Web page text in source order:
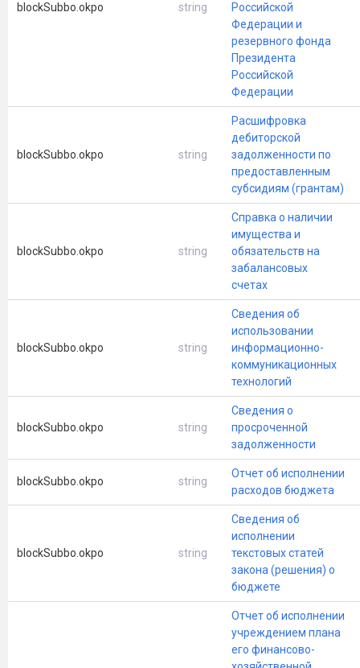
blockSubbo.okpo string
Российской
Федерации и
резервного фонда
Президента
Российской
Федерации
blockSubbo.okpo string
Расшифровка
дебиторской
задолженности по
предоставленным
субсидиям (грантам)
blockSubbo.okpo string
Справка о наличии
имущества и
обязательств на
забалансовых
счетах
blockSubbo.okpo string
Сведения об
использовании
информационно-
коммуникационных
технологий
blockSubbo.okpo string
Сведения о
просроченной
задолженности
blockSubbo.okpo string
Отчет об исполнении
расходов бюджета
blockSubbo.okpo string
Сведения об
исполнении
текстовых статей
закона (решения) о
бюджете
Отчет об исполнении
учреждением плана
его финансово-